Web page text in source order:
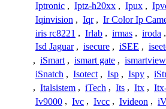
Iptronic , Iptz-h20xx , Ipux ,
Iqinvision , Iqr , Ir Color Ip
iris rc8221 , Irlab , irmas , iroda ,
Isd Jaguar , isecure , iSEE ,
, iSmart , ismart gate , ismartview
iSnatch , Isotect , Isp , Ispy ,
, Italsistem , iTech , Its , Itx ,
Iv9000 , Ivc , Ivcc , Ivideon ,